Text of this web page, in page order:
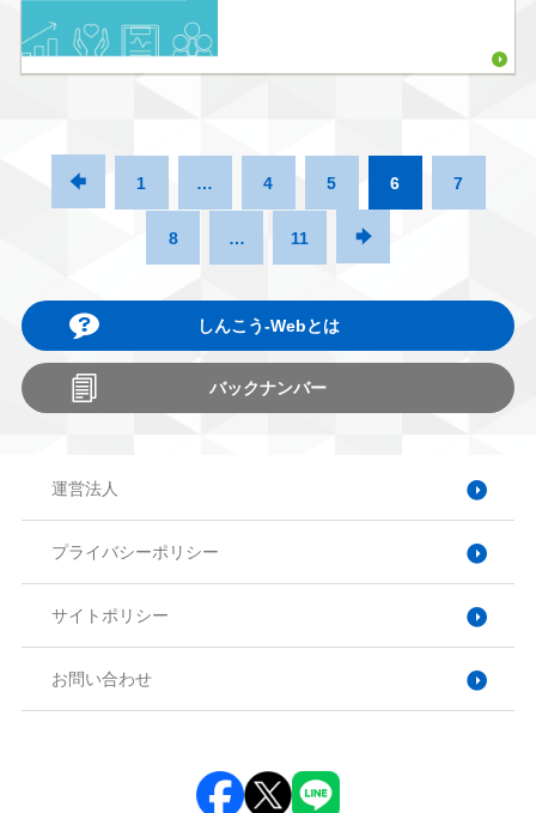
 1 … 4 5 6 7
8 … 11 
しんこう-Webとは
バックナンバー
運営法人
プライバシーポリシー
サイトポリシー
お問い合わせ